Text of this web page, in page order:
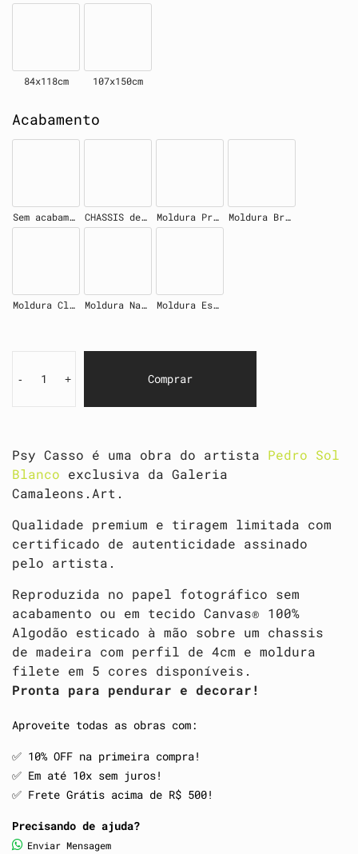
84x118cm 107x150cm
Acabamento
Sem acabamento CHASSIS de madeira 4cm Moldura Preta Moldura Branca
Moldura Clara Moldura Natural Moldura Escura
- + Comprar
Psy Casso é uma obra do artista Pedro Sol
Blanco exclusiva da Galeria
Camaleons.Art.
Qualidade premium e tiragem limitada com
certificado de autenticidade assinado
pelo artista.
Reproduzida no papel fotográfico sem
acabamento ou em tecido Canvas® 100%
Algodão esticado à mão sobre um chassis
de madeira com perfil de 4cm e moldura
filete em 5 cores disponíveis.
Pronta para pendurar e decorar!
Aproveite todas as obras com:
✅️ 10% OFF na primeira compra!
✅️ Em até 10x sem juros!
✅️ Frete Grátis acima de R$ 500!
Precisando de ajuda?
Enviar Mensagem